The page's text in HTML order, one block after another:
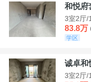
和悦府
3室2厅/
83.8万
学区
诚卓和
3室2厅/